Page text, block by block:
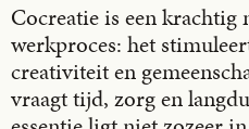
Cocreatie is een krachtig
werkproces: het
creativiteit en
vraagt tijd, zorg en